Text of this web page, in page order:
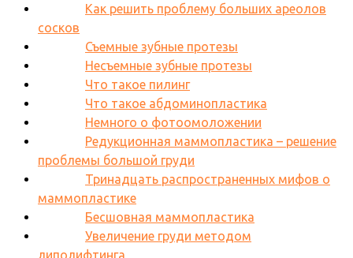
Как решить проблему больших ареолов
сосков
Съемные зубные протезы
Несъемные зубные протезы
Что такое пилинг
Что такое абдоминопластика
Немного о фотоомоложении
Редукционная маммопластика – решение
проблемы большой груди
Тринадцать распространенных мифов о
маммопластике
Бесшовная маммопластика
Увеличение груди методом
липолифтинга